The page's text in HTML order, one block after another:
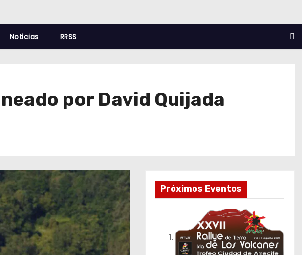
Noticias RRSS
por David Quijada
Próximos Eventos